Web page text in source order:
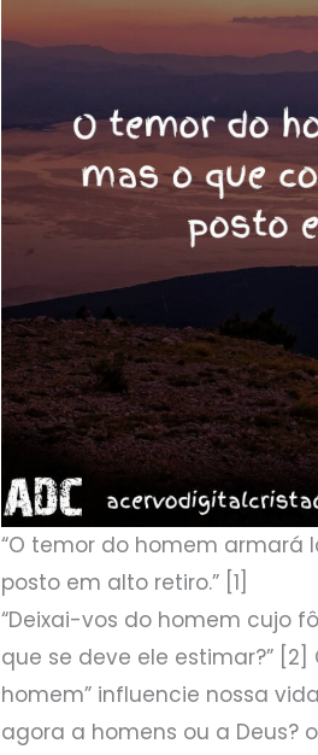
“O temor do homem armará
posto em alto retiro.” [1]
“Deixai-vos do homem cujo
que se deve ele estimar?”
homem” influencie nossa
agora a homens ou a Deus?